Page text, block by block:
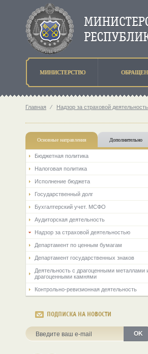
МИНИСТЕРСТВО
Главная ⁄ Надзор за страховой
Основные направления Дополнительно
Бюджетная политика
Налоговая политика
Исполнение бюджета
Государственный долг
Бухгалтерский учет. МСФО
Аудиторская деятельность
Надзор за страховой деятельностью
Департамент по ценным бумагам
Департамент государственных знаков
Деятельность с драгоценными металлами
драгоценными камнями
Контрольно-ревизионная деятельность
ПОДПИСКА НА НОВОСТИ
OK